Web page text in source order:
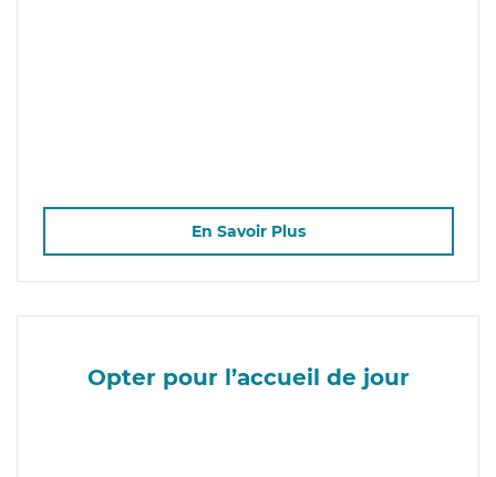
En Savoir Plus
Opter pour l’accueil de jour